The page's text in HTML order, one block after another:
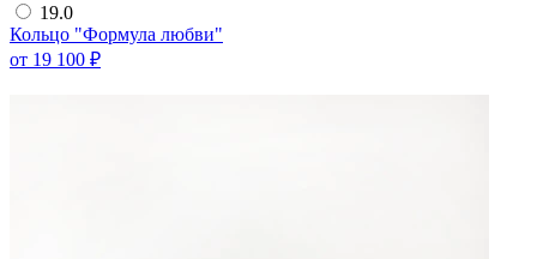
19.0
Кольцо "Формула любви"
от 19 100 ₽